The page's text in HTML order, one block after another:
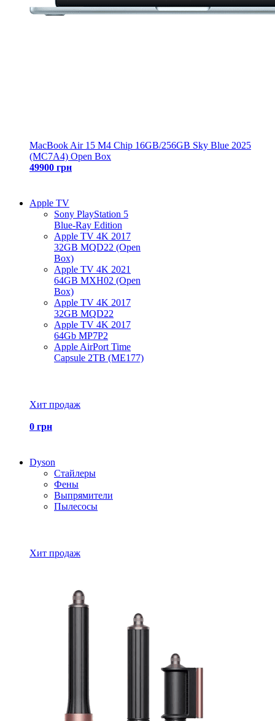
MacBook Air 15 M4 Chip 16GB/256GB Sky Blue 2025
(MC7A4) Open Box
49900 грн
Apple TV
Sony PlayStation 5
Blue-Ray Edition
Apple TV 4K 2017
32GB MQD22 (Open
Box)
Apple TV 4K 2021
64GB MXH02 (Open
Box)
Apple TV 4K 2017
32GB MQD22
Apple TV 4K 2017
64Gb MP7P2
Apple AirPort Time
Capsule 2TB (ME177)
Хит продаж
0 грн
Dyson
Стайлеры
Фены
Выпрямители
Пылесосы
Хит продаж